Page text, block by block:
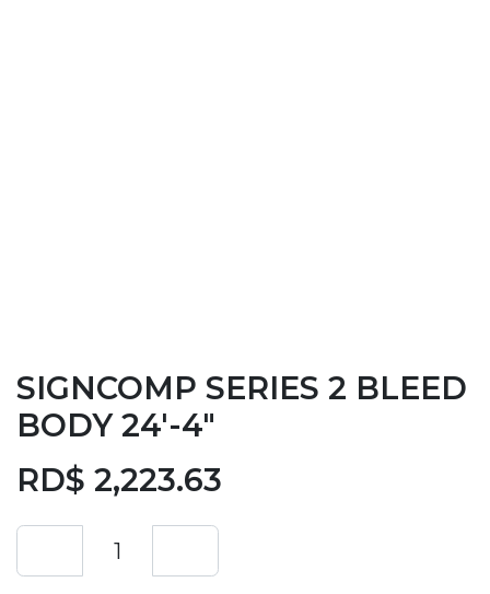
SIGNCOMP SERIES 2 BLEED
BODY 24'-4"
RD$ 2,223.63